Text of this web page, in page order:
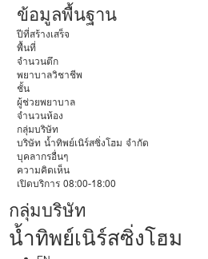
ข้อมูลพื้นฐาน
ปีที่สร้างเสร็จ
พื้นที่
จำนวนตึก
พยาบาลวิชาชีพ
ชั้น
ผู้ช่วยพยาบาล
จำนวนห้อง
กลุ่มบริษัท
บริษัท น้ำทิพย์เนิร์สซิ่งโฮม จำกัด
บุคลากรอื่นๆ
ความคิดเห็น
เปิดบริการ 08:00-18:00
กลุ่มบริษัท
น้ำทิพย์เนิร์สซิ่งโฮม